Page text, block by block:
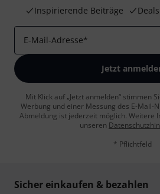
Inspirierende Beiträge
Deals
E-Mail-Adresse*
Jetzt
Mit Klick auf „Jetzt anmelden“ stimmen
Werbung und einer Messung des E-Mail-
Abmeldung ist jederzeit möglich. Weitere
unseren
* Pflichtfeld
Sicher einkaufen & bezahlen